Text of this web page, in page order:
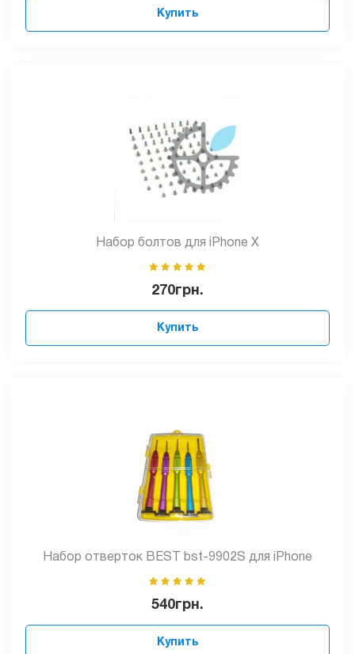
Купить
Набор болтов для iPhone X
270грн.
Купить
Набор отверток BEST bst-9902S для iPhone
540грн.
Купить